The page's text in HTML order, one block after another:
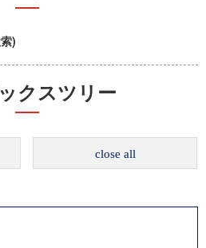
)
クスツリー
close all